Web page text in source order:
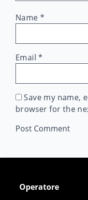
Name *
Email*
Save my name,
browser for the
Operatore